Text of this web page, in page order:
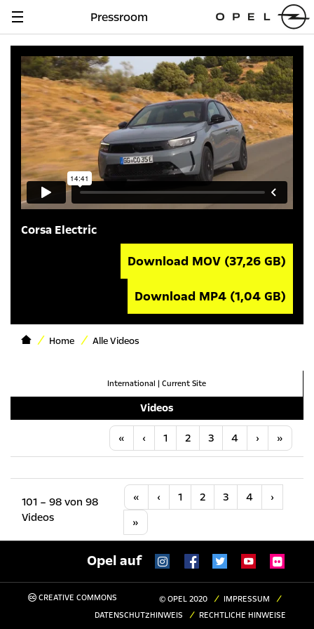
Navigation
Pressroom
Corsa Electric
Download MOV (37,26 GB)
Download MP4 (1,04 GB)
Home Alle Videos
International | Current Site
Videos
« Anfang
‹ Vorherige
1 2 3 4 ›Nächste
»
101 – 98 von 98
Videos
« Anfang
‹ Vorherige
1 2 3 4 ›Nächste
»
Opel auf
CREATIVE COMMONS © OPEL 2020
IMPRESSUM
DATENSCHUTZHINWEIS
RECHTLICHE HINWEISE